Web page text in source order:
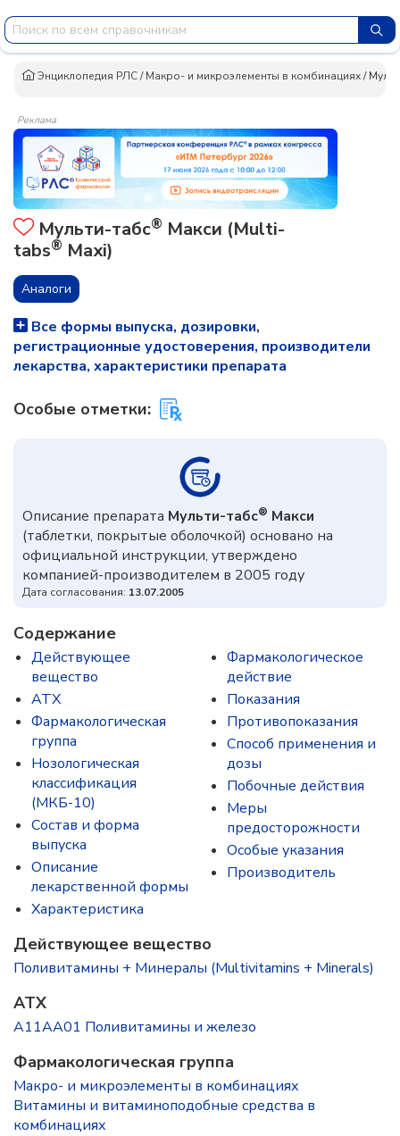
Энциклопедия РЛС/Макро- и микроэлементы в комбинациях/
Реклама
Мульти-табс® Макси (Multi-
tabs® Maxi)
Аналоги
Все формы выпуска, дозировки,
регистрационные удостоверения, производители
лекарства, характеристики препарата
Особые отметки:
Описание препарата Мульти-табс® Макси
(таблетки, покрытые оболочкой) основано на
официальной инструкции, утверждено
компанией-производителем в 2005 году
Дата согласования: 13.07.2005
Содержание
Действующее
вещество
ATX
Фармакологическая
группа
Нозологическая
классификация
(МКБ-10)
Состав и форма
выпускa
Описание
лекарственной формы
Характеристика
Фармакологическое
действие
Показания
Противопоказания
Способ применения и
дозы
Побочные действия
Меры
предосторожности
Особые указания
Производитель
Действующее вещество
Поливитамины + Минералы (Multivitamins + Minerals)
ATX
A11AA01 Поливитамины и железо
Фармакологическая группа
Макро- и микроэлементы в комбинациях
Витамины и витаминоподобные средства в
комбинациях